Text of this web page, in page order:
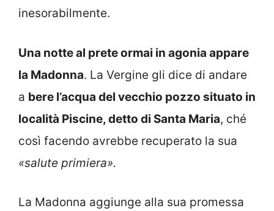
inesorabilmente.
Una notte al prete ormai in agonia appare
la Madonna. La Vergine gli dice di andare
a bere l’acqua del vecchio pozzo situato in
località Piscine, detto di Santa Maria, ché
così facendo avrebbe recuperato la sua
«salute primiera».
La Madonna aggiunge alla sua promessa